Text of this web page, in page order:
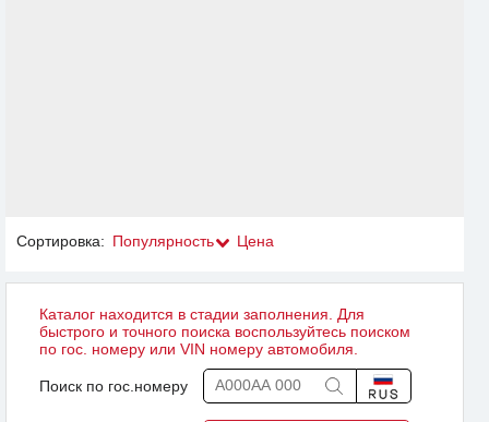
Сортировка: Популярность Цена
Каталог находится в стадии заполнения. Для
быстрого и точного поиска воспользуйтесь поиском
по гос. номеру или VIN номеру автомобиля.
Поиск по гос.номеру